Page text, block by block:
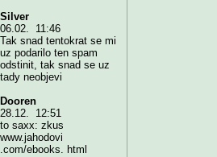
Silver
06.02. 11:46
Tak snad tentokrat se mi
uz podarilo ten spam
odstinit, tak snad se uz
tady neobjevi
Dooren
28.12. 12:51
to saxx: zkus
www.jahodovi
.com/ebooks. html